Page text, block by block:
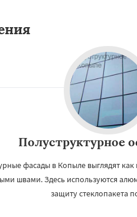
Полуструктурное
фасады в Копыле выглядят как
швами. Здесь используются
защиту стеклопакета